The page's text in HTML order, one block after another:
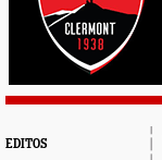
EDITOS